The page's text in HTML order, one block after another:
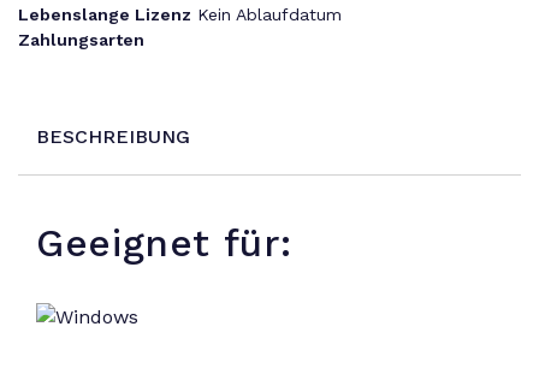
Lebenslange Lizenz Kein Ablaufdatum
Zahlungsarten
BESCHREIBUNG
Geeignet für: